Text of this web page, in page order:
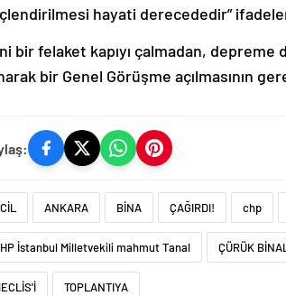
hayati derecededir”
bir felaket kapıyı çalmadan, depreme
bir Genel Görüşme açılmasının
ANKARA BİNA ÇAĞIRDI! chp
İstanbul Milletvekili mahmut Tanal ÇÜRÜK
TOPLANTIYA